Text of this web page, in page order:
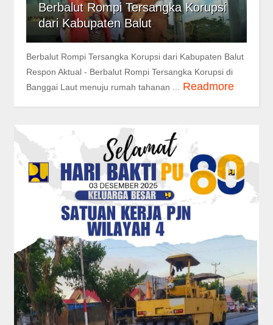
Berbalut Rompi Tersangka Korupsi
dari Kabupaten Balut
Berbalut Rompi Tersangka Korupsi dari Kabupaten Balut
Respon Aktual - Berbalut Rompi Tersangka Korupsi di
Banggai Laut menuju rumah tahanan ... Readmore